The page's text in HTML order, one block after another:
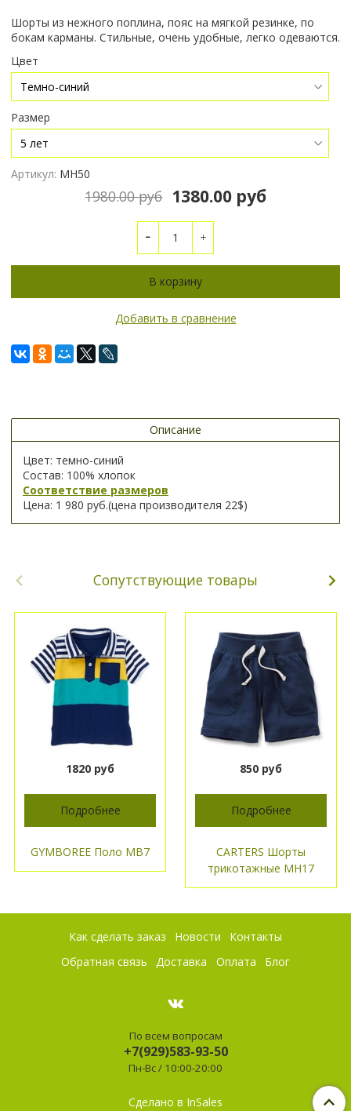
Шорты из нежного поплина, пояс на мягкой резинке, по
бокам карманы. Стильные, очень удобные, легко одеваются.
Цвет
Размер
Артикул: МН50
1980.00 руб 1380.00 руб
В корзину
Добавить в сравнение
Описание
Цвет: темно-синий
Состав: 100% хлопок
Соответствие размеров
Цена: 1 980 руб.(цена производителя 22$)
Сопутствующие товары
1820 руб
Подробнее
GYMBOREE Поло МВ7
850 руб
Подробнее
CARTERS Шорты
трикотажные МН17
Как сделать заказ Новости
Контакты
Обратная связь
Доставка Оплата Блог
По всем вопросам
+7(929)583-93-50
Пн-Вс / 10:00-20:00
Сделано в InSales